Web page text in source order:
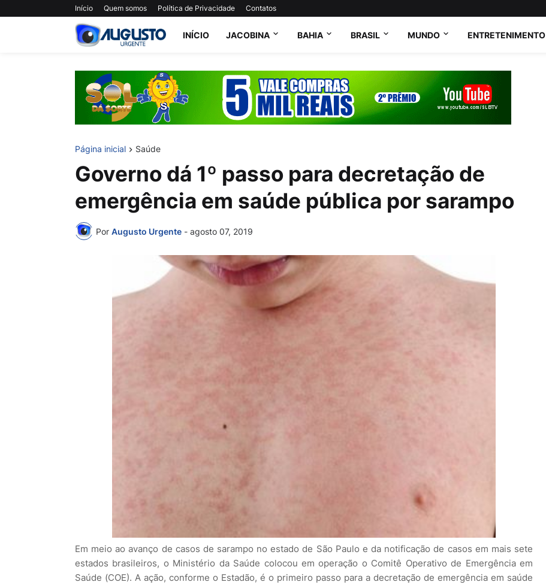
Início Quem somos Política de Privacidade Contatos
INÍCIO JACOBINA BAHIA BRASIL MUNDO ENTRETENIMENTO
Página inicial Saúde
Governo dá 1º passo para decretação de
emergência em saúde pública por sarampo
Por Augusto Urgente - agosto 07, 2019
Em meio ao avanço de casos de sarampo no estado de São Paulo e da notificação de casos em mais sete
estados brasileiros, o Ministério da Saúde colocou em operação o Comitê Operativo de Emergência em
Saúde (COE). A ação, conforme o Estadão, é o primeiro passo para a decretação de emergência em saúde